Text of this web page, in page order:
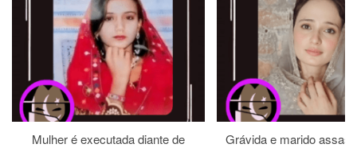
Mulher é executada diante de
Grávida e marido